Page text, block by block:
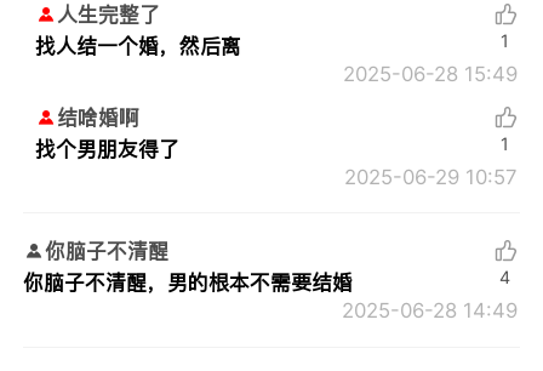
人生完整了
找人结一个婚，然后离
2025-06-28 15:49
1
结啥婚啊
找个男朋友得了
2025-06-29 10:57
1
你脑子不清醒
你脑子不清醒，男的根本不需要结婚
2025-06-28 14:49
4